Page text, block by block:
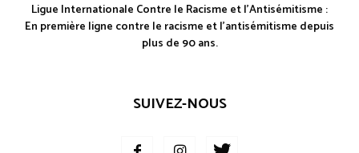
Ligue Internationale Contre le Racisme et l'Antisémitisme :
En première ligne contre le racisme et l'antisémitisme depuis
plus de 90 ans.
SUIVEZ-NOUS